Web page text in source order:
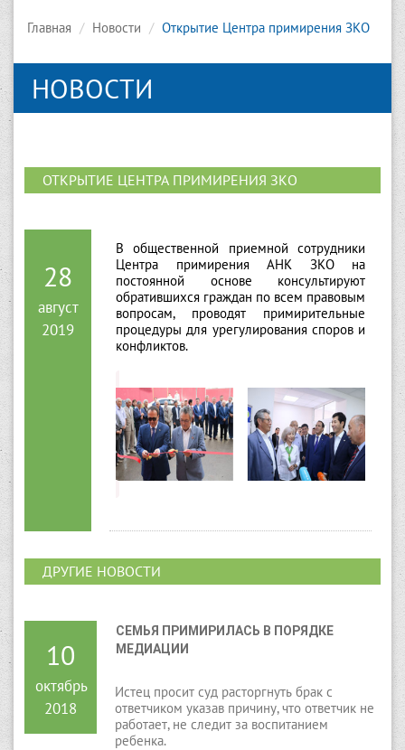
Главная Новости Открытие Центра примирения ЗКО
НОВОСТИ
ОТКРЫТИЕ ЦЕНТРА ПРИМИРЕНИЯ ЗКО
28
август
2019
В общественной приемной сотрудники
Центра примирения АНК ЗКО на
постоянной основе консультируют
обратившихся граждан по всем правовым
вопросам, проводят примирительные
процедуры для урегулирования споров и
конфликтов.
ДРУГИЕ НОВОСТИ
10
октябрь
2018
СЕМЬЯ ПРИМИРИЛАСЬ В ПОРЯДКЕ
МЕДИАЦИИ
Истец просит суд расторгнуть брак с
ответчиком указав причину, что ответчик не
работает, не следит за воспитанием
ребенка.